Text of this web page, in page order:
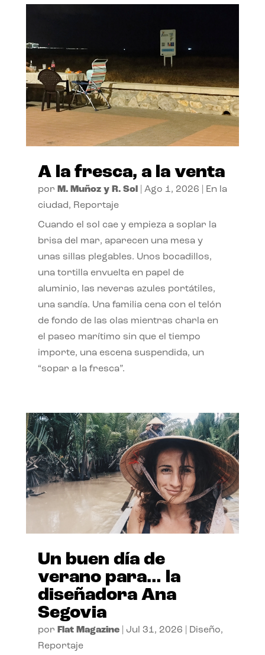
A la fresca, a la venta
por M. Muñoz y R. Sol| Ago 1, 2026
En la
ciudad, Reportaje
Cuando el sol cae y empieza a soplar la
brisa del mar, aparecen una mesa y
unas sillas plegables. Unos bocadillos,
una tortilla envuelta en papel de
aluminio, las neveras azules portátiles,
una sandía. Una familia cena con el telón
de fondo de las olas mientras charla en
el paseo marítimo sin que el tiempo
importe, una escena suspendida, un
“sopar a la fresca”.
Un buen día de
verano para… la
diseñadora Ana
Segovia
por Flat Magazine| Jul 31, 2026 Diseño,
Reportaje